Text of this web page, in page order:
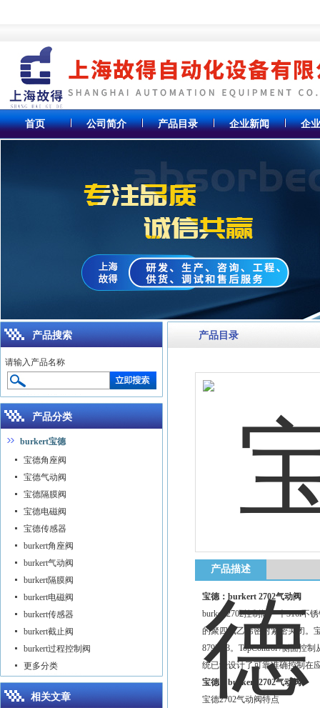
首页 公司简介 产品目录 企业新闻 企
产品目录
产品描述
宝德：burkert 2702气动阀
burkert2702控制阀一个316l不
的聚四氟乙烯密封紧密关闭。
8792/93。TopControl /侧面控
统已经设计了可靠准确控制在
宝德：burkert 2702气动阀
宝德2702气动阀特点
产品搜索
请输入产品名称
产品分类
burkert宝德
宝德角座阀
宝德气动阀
宝德隔膜阀
宝德电磁阀
宝德传感器
burkert角座阀
burkert气动阀
burkert隔膜阀
burkert电磁阀
burkert传感器
burkert截止阀
burkert过程控制阀
更多分类
相关文章